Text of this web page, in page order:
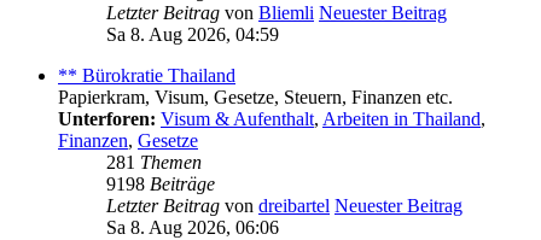
Letzter Beitrag von Bliemli Neuester Beitrag
Sa 8. Aug 2026, 04:59
** Bürokratie Thailand
Papierkram, Visum, Gesetze, Steuern, Finanzen etc.
Unterforen: Visum & Aufenthalt, Arbeiten in Thailand,
Finanzen, Gesetze
281 Themen
9198 Beiträge
Letzter Beitrag von dreibartel Neuester Beitrag
Sa 8. Aug 2026, 06:06